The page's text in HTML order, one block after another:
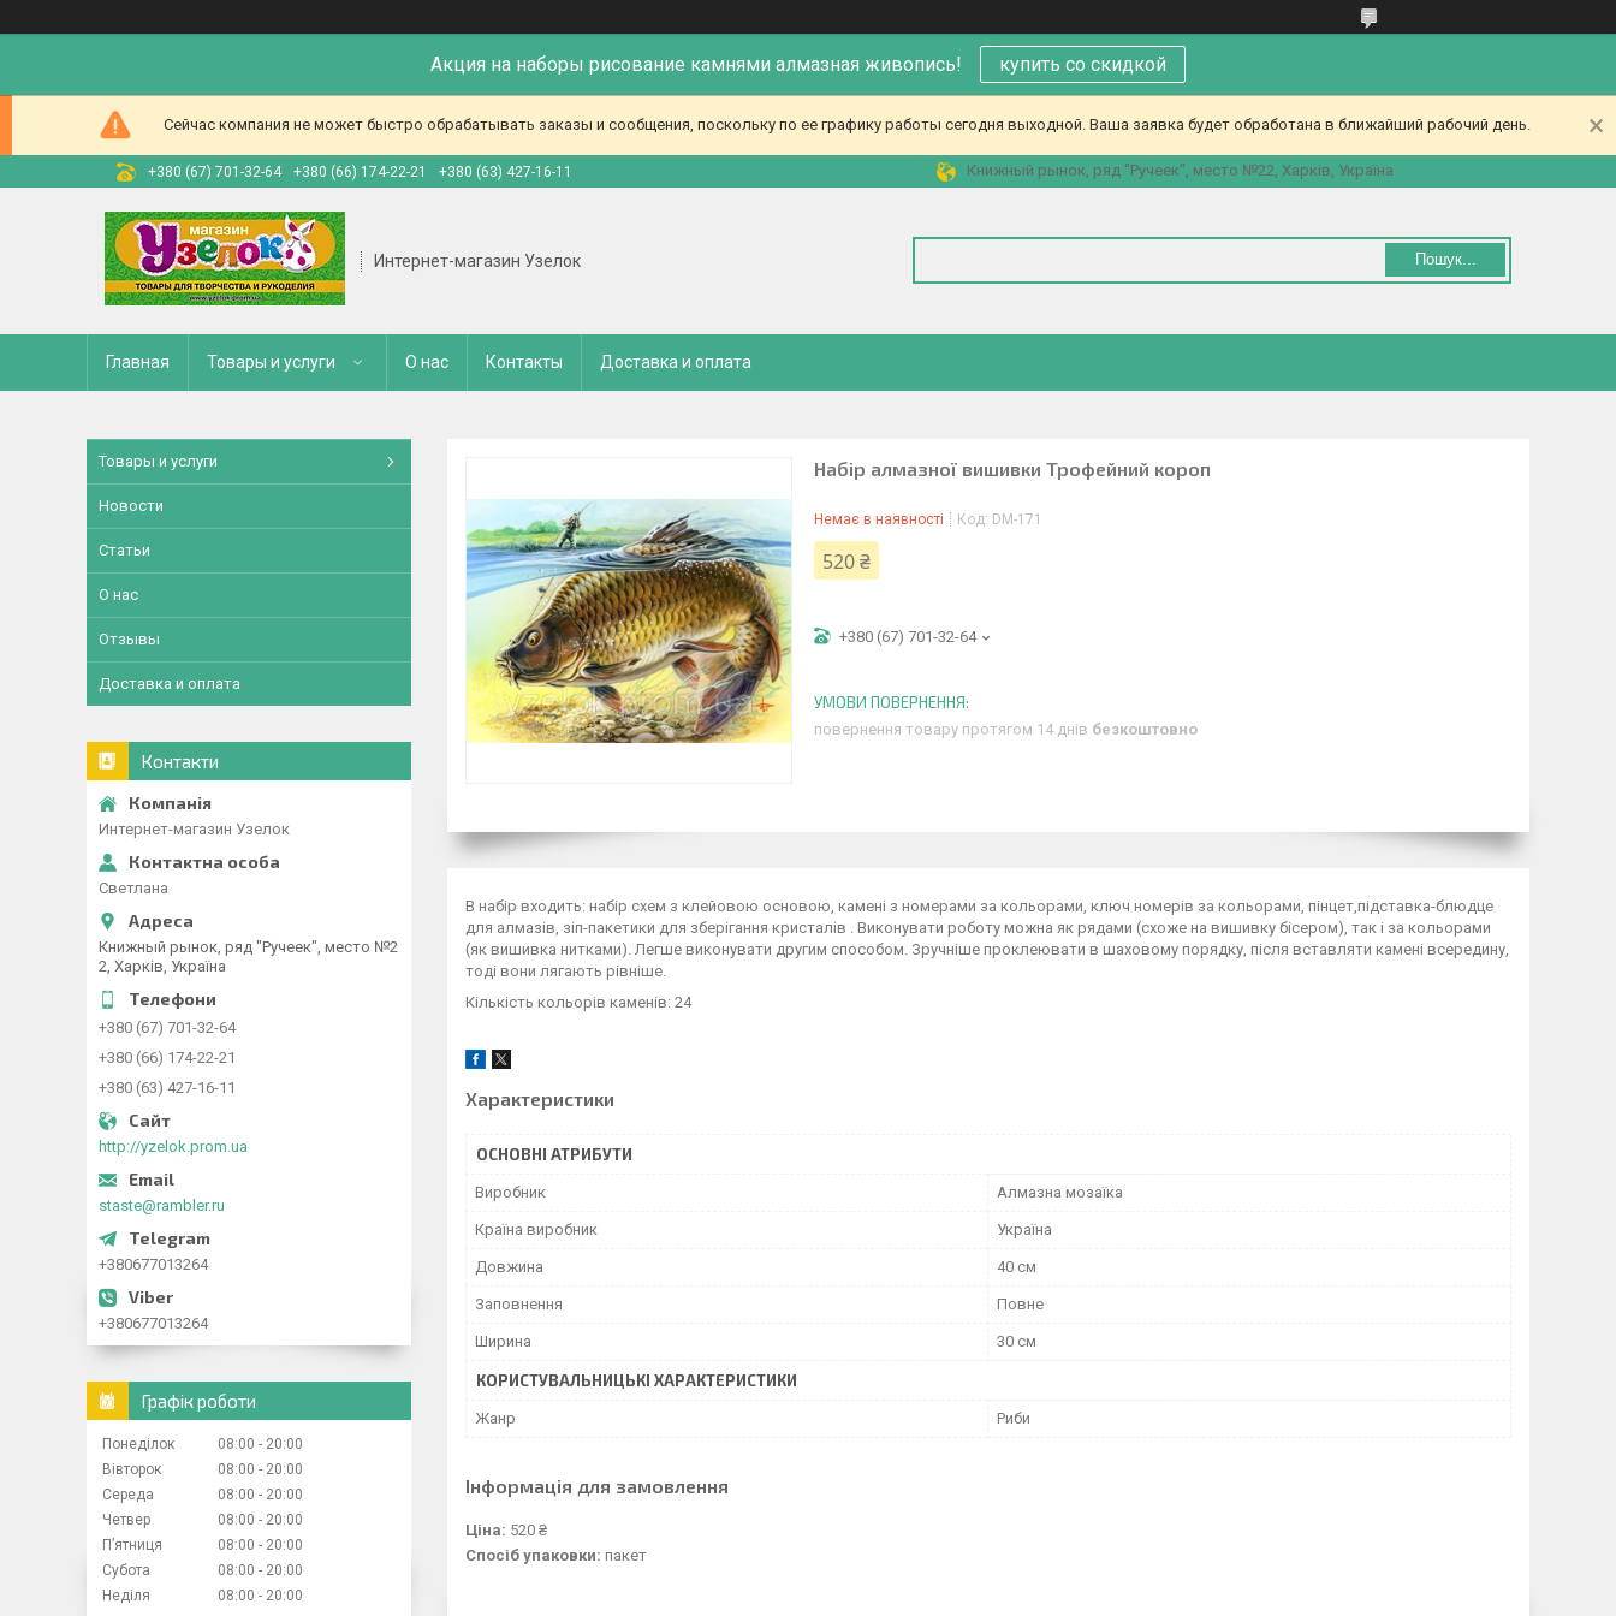
Акция на наборы рисование камнями алмазная живопись! купить со скидкой
Сейчас компания не может быстро обрабатывать заказы и сообщения, поскольку по ее графику работы сегодня выходной. Ваша заявка будет обработана в ближайший рабочий день.
+380 (67) 701-32-64 +380 (66) 174-22-21 +380 (63) 427-16-11 Книжный рынок, ряд "Ручеек", место №22, Харків, Україна
Интернет-магазин Узелок Пошук...
Главная Товары и услуги О нас Контакты Доставка и оплата
Набір алмазної вишивки Трофейний короп
Немає в наявності Код: DM-171
520 ₴
+380 (67) 701-32-64
повернення товару протягом 14 днів безкоштовно
В набір входить: набір схем з клейовою основою, камені з номерами за кольорами, ключ номерів за кольорами, пінцет,підставка-блюдце
для алмазів, зіп-пакетики для зберігання кристалів . Виконувати роботу можна як рядами (схоже на вишивку бісером), так і за кольорами
(як вишивка нитками). Легше виконувати другим способом. Зручніше проклеювати в шаховому порядку, після вставляти камені всередину,
тоді вони лягають рівніше.
Кількість кольорів каменів: 24
Характеристики
ОСНОВНІ АТРИБУТИ
Виробник Алмазна мозаїка
Країна виробник Україна
Довжина 40 см
Заповнення Повне
Ширина 30 см
КОРИСТУВАЛЬНИЦЬКІ ХАРАКТЕРИСТИКИ
Жанр Риби
Інформація для замовлення
Ціна: 520 ₴
Спосіб упаковки: пакет
Товары и услуги
Новости
Статьи
О нас
Отзывы
Доставка и оплата
Контакти
Интернет-магазин Узелок
Светлана
Книжный рынок, ряд "Ручеек", место №2
2, Харків, Україна
+380 (67) 701-32-64
+380 (66) 174-22-21
+380 (63) 427-16-11
http://yzelok.prom.ua
staste@rambler.ru
+380677013264
+380677013264
Графік роботи
Понеділок 08:00
20:00
Вівторок
08:00
20:00
Середа
08:00
20:00
Четвер
08:00
20:00
Пʼятниця
08:00
20:00
Субота
08:00
20:00
Неділя
08:00 20:00